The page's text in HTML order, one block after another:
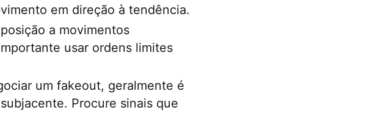
em direção à tendência.
a movimentos
usar ordens limites
um fakeout, geralmente é
Procure sinais que